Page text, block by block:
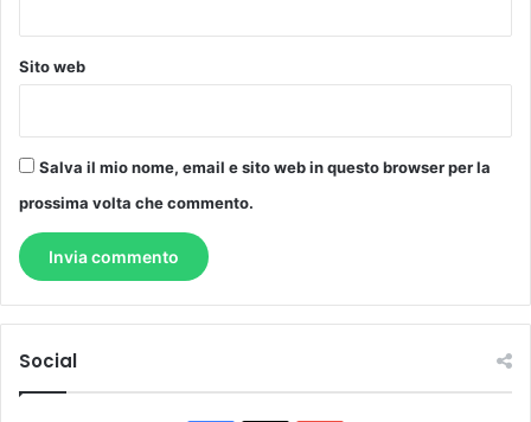
Sito web
Salva il mio nome, email e sito web in questo browser per la
prossima volta che commento.
Social